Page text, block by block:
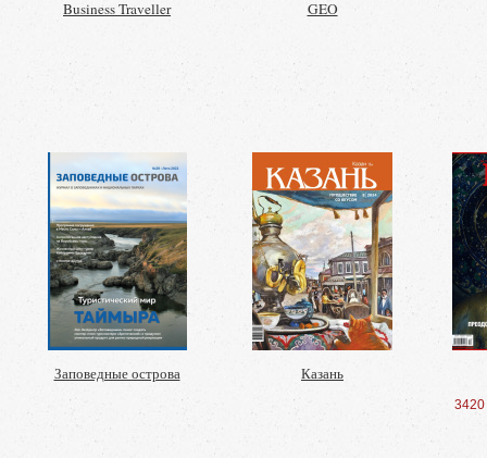
Business Traveller GEO
Заповедные острова Казань
3420